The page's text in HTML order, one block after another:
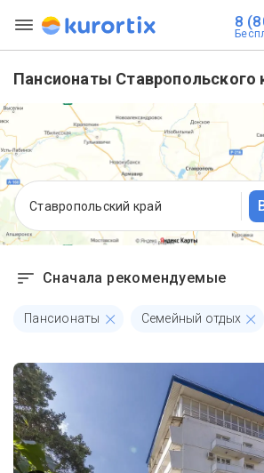
8
Пансионаты Ставропольского
Ставропольский край
Сначала рекомендуемые
Пансионаты Семейный отдых